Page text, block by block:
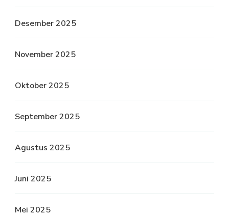
Desember 2025
November 2025
Oktober 2025
September 2025
Agustus 2025
Juni 2025
Mei 2025